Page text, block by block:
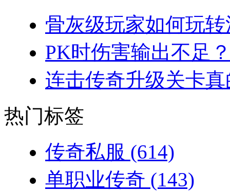
骨灰级玩家如何玩
PK时伤害输出不足
连击传奇升级关卡
热门标签
传奇私服 (614)
单职业传奇 (143)